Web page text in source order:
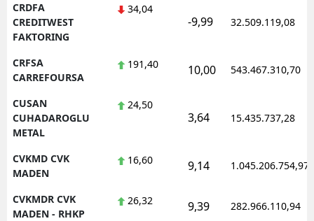
CRDFA
CREDITWEST
FAKTORING
34,04
-9,99 32.509.119,08
CRFSA
CARREFOURSA
191,40 10,00 543.467.310,70
CUSAN
CUHADAROGLU
METAL
24,50
3,64 15.435.737,28
CVKMD CVK
MADEN
16,60 9,14 1.045.206.754,97
CVKMDR CVK
MADEN - RHKP
26,32 9,39 282.966.110,94